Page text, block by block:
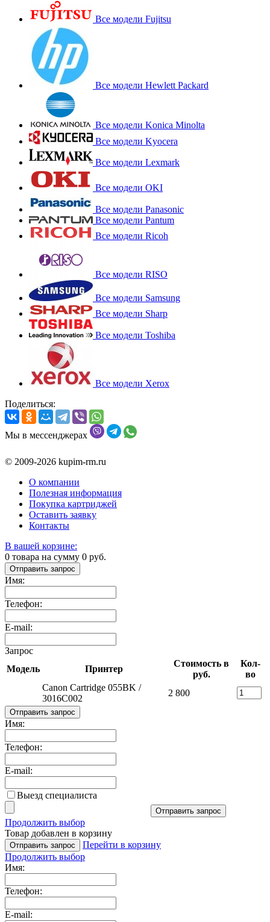
Все модели Fujitsu
Все модели Hewlett Packard
Все модели Konica Minolta
Все модели Kyocera
Все модели Lexmark
Все модели OKI
Все модели Panasonic
Все модели Pantum
Все модели Ricoh
Все модели RISO
Все модели Samsung
Все модели Sharp
Все модели Toshiba
Все модели Xerox
Поделиться:
Мы в мессенджерах
© 2009-2026 kupim-rm.ru
О компании
Полезная информация
Покупка картриджей
Оставить заявку
Контакты
В вашей корзине:
0 товара на сумму 0 руб.
Отправить запрос
Имя:
Телефон:
E-mail:
Запрос
Модель
Принтер
Стоимость в
руб.
Кол-
во
Canon Cartridge 055BK /
3016C002
2 800
Отправить запрос
Имя:
Телефон:
E-mail:
Выезд специалиста
Отправить запрос
Продолжить выбор
Товар добавлен в корзину
Отправить запрос
Перейти в корзину
Продолжить выбор
Имя:
Телефон:
E-mail: